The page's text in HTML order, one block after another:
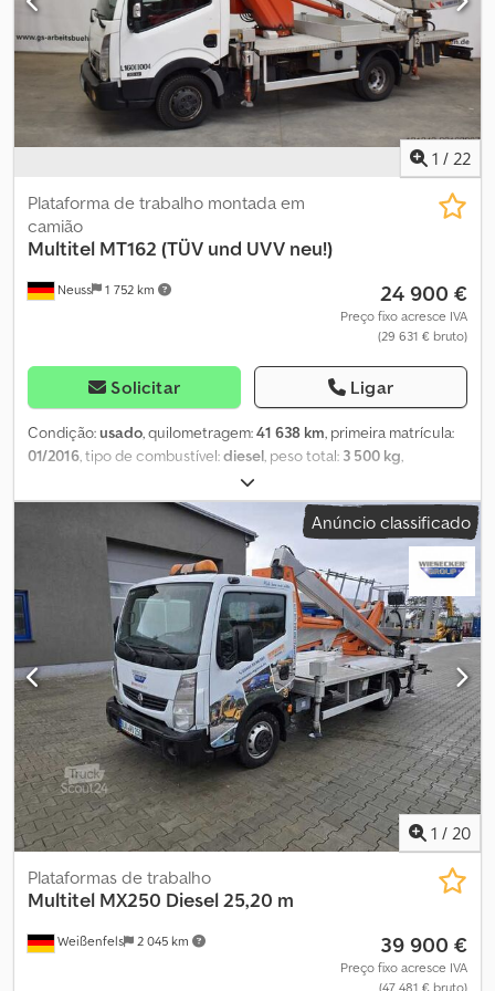
estabilizadores: 3,28 m Pressão nos estabilizadores: frontal: 24 kN /
traseira: 12 kN Carteira de motorista: B / 3 Peso próprio: 3.350 kg
Peso bruto máximo permitido: 3.500 kg Características especiais:
Plataforma de trabalho rotativa, área de carga com laterais,
compartimento para materiais: 1,50 x 0,50 x 0,50 m. Observação:
Inspeção técnica (TÜV) e inspeção de segurança no trabalho
(UVV) recentes. Localização: 41468 Neuss Disponível
1 / 22
Neuss 1 752 km
Plataforma de trabalho montada em
camião
Multitel MT162 (TÜV und UVV neu!)
24 900 €
Preço fixo acresce IVA
(29 631 € bruto)
Solicitar Ligar
Condição:usado, quilometragem:41 638 km, primeira matrícula:
01/2016, tipo de combustível:diesel, peso total: 3 500 kg,
, largura total:
2 900 mm, Ano de fabrico:2016, Fabricante: Multitel Tipo: MT162
Ano de fabrico: 2016 Tipo de produto: Usado Dados: Csdpfx
Ajzfuudohysrf Altura máxima de trabalho: 16,15 m Altura máxima da
plataforma: 14,15 m Alcance máximo: 10,00 m com 300 kg, 11,50 m
com 230 kg Dimensões da plataforma (LxC): 1,40 x 0,70 m Carga
máxima da cesta: 300 kg Ângulo de rotação: 400° Largura de
apoio vertical: 3,53 m Largura de apoio unilateral: 2,88 m Largura
de apoio bilateral: 3,53 m Dimensões de transporte (CxLxA): 6,06 x
2,20 x 2,90 m Carta de condução: 3/B Peso próprio: 3.290 kg Peso
bruto permitido: 3.500 kg Características: Cesto de trabalho
rotativo, tomada elétrica no cesto, estabilizadores, estabilização
HV. Observação: TÜV e UVV novos, com proteção de teto.
Localização: 41468 Neuss. Disponível imediatamente.
Anúncio classificado
1 / 20
Weißenfels 2 045 km
Plataformas de trabalho
Multitel MX250 Diesel 25,20 m
39 900 €
Preço fixo acresce IVA
(47 481 € bruto)